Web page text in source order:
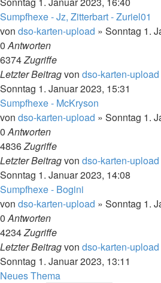
Sumpfhexe - Jz, Zitterbart - Zuriel01
von dso-karten-upload » Sonntag 1.
0Antworten
6374Zugriffe
Letzter Beitragvon dso-karten-upload
Sonntag 1. Januar 2023, 15:31
Sumpfhexe - McKryson
von dso-karten-upload » Sonntag 1.
0Antworten
4836Zugriffe
Letzter Beitragvon dso-karten-upload
Sonntag 1. Januar 2023, 14:08
Sumpfhexe - Bogini
von dso-karten-upload » Sonntag 1.
0Antworten
4234Zugriffe
Letzter Beitragvon dso-karten-upload
Sonntag 1. Januar 2023, 13:11
Neues Thema